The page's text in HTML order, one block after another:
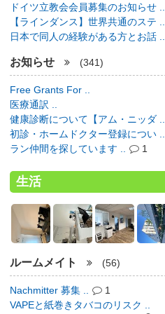
ドイツ立教会会員募集のお知らせ ..
【ラインダンス】世界共通のステ ..
日本で同人の経験がある方とお話 ..
お知らせ (341)
Free Grants For ..
医療通訳 ..
健康診断について【アム・ニッダ ..
初診・ホームドクター登録につい ..
ラン仲間を探しています .. 1
生活
ルームメイト (56)
Nachmitter 募集 .. 1
VAPEと紙巻きタバコのリスク ..